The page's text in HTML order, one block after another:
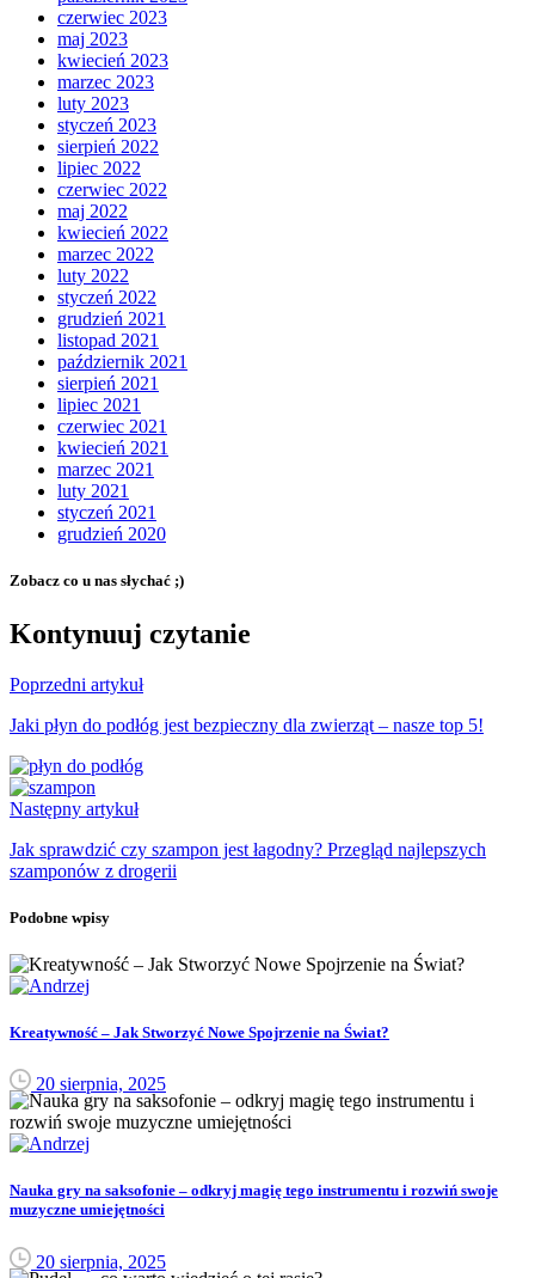
czerwiec 2023
maj 2023
kwiecień 2023
marzec 2023
luty 2023
styczeń 2023
sierpień 2022
lipiec 2022
czerwiec 2022
maj 2022
kwiecień 2022
marzec 2022
luty 2022
styczeń 2022
grudzień 2021
listopad 2021
październik 2021
sierpień 2021
lipiec 2021
czerwiec 2021
kwiecień 2021
marzec 2021
luty 2021
styczeń 2021
grudzień 2020
Zobacz co u nas słychać ;)
Kontynuuj czytanie
Poprzedni artykuł
Jaki płyn do podłóg jest bezpieczny dla zwierząt – nasze top 5!
Następny artykuł
Jak sprawdzić czy szampon jest łagodny? Przegląd najlepszych
szamponów z drogerii
Podobne wpisy
Kreatywność – Jak Stworzyć Nowe Spojrzenie na Świat?
20 sierpnia, 2025
Nauka gry na saksofonie – odkryj magię tego instrumentu i rozwiń swoje
muzyczne umiejętności
20 sierpnia, 2025